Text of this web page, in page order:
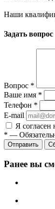
Наши
Задать вопрос
Вопрос *
Ваше имя *
Телефон *
E-mail
Я согласен
* —
Ранее вы